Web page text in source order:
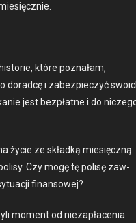
które poz­nałam,
dorad­cę i zabez­pieczyć
jest bezpłatne i do
życie ze skład­ką miesięczną
Czy mogę tę polisę zaw­
finan­sowej?
moment od nieza­płace­nia